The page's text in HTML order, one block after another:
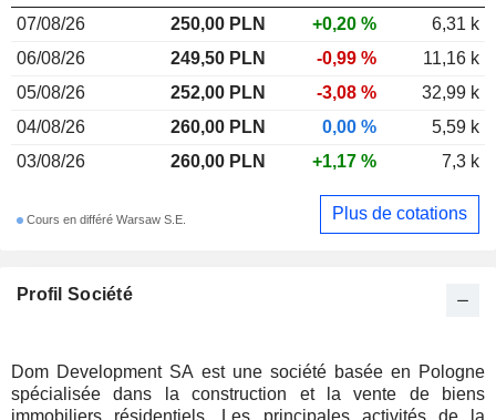
Profil Société
Dom Development SA est une société basée en Pologne
spécialisée dans la construction et la vente de biens
immobiliers résidentiels. Les principales activités de la
07/08/26
250,00 PLN +0,20 %
6,31 k
06/08/26
249,50 PLN -0,99 %
11,16 k
05/08/26
252,00 PLN -3,08 %
32,99 k
04/08/26
260,00 PLN 0,00 %
5,59 k
03/08/26
260,00 PLN +1,17 % 7,3 k
Cours en différé Warsaw S.E. Plus de cotations